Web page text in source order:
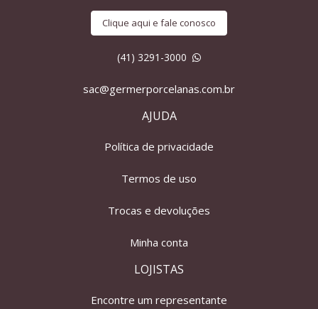
Clique aqui e fale conosco
(41) 3291-3000
sac@germerporcelanas.com.br
AJUDA
Política de privacidade
Termos de uso
Trocas e devoluções
Minha conta
LOJISTAS
Encontre um representante